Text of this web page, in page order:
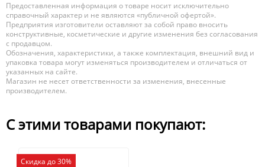
Предоставленная информация о товаре носит исключительно
справочный характер и не являются «публичной офертой».
Предприятия изготовители оставляют за собой право вносить
конструктивные, косметические и другие изменения без согласования
с продавцом.
Обозначения, характеристики, а также комплектация, внешний вид и
упаковка товара могут изменяться производителем и отличаться от
указанных на сайте.
Магазин не несет ответственности за изменения, внесенные
производителем.
С этими товарами покупают:
Скидка до 30%